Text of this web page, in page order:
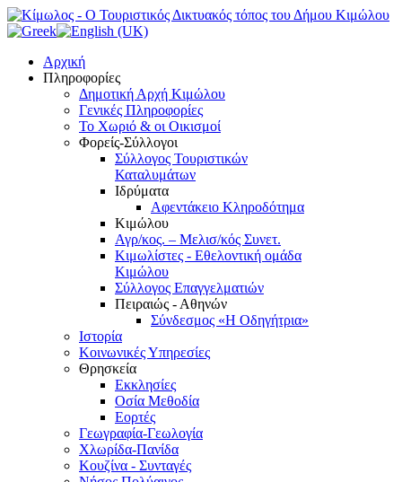
Αρχική
Πληροφορίες
Δημοτική Αρχή Κιμώλου
Γενικές Πληροφορίες
Το Xωριό & οι Οικισμοί
Φορείς-Σύλλογοι
Σύλλογος Τουριστικών
Καταλυμάτων
Ιδρύματα
Αφεντάκειο Κληροδότημα
Κιμώλου
Αγρ/κος. – Μελισ/κός Συνετ.
Κιμωλίστες - Εθελοντική ομάδα
Κιμώλου
Σύλλογος Επαγγελματιών
Πειραιώς - Αθηνών
Σύνδεσμος «Η Οδηγήτρια»
Ιστορία
Κοινωνικές Υπηρεσίες
Θρησκεία
Εκκλησίες
Οσία Μεθοδία
Εορτές
Γεωγραφία-Γεωλογία
Χλωρίδα-Πανίδα
Κουζίνα - Συνταγές